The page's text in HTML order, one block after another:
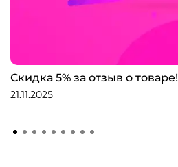
Скидка 5% за отзыв о товаре!
21.11.2025